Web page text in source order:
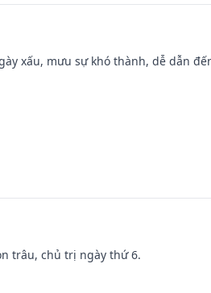
xấu, mưu sự khó thành, dễ dẫn
trâu, chủ trị ngày thứ 6.